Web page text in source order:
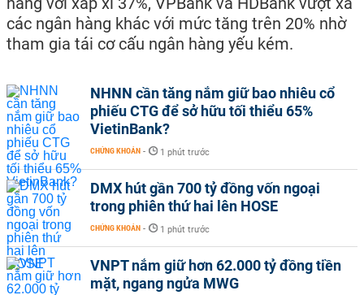
các ngân hàng khác với mức tăng trên 20% nhờ
tham gia tái cơ cấu ngân hàng yếu kém.
NHNN cần tăng nắm giữ bao nhiêu cổ
phiếu CTG để sở hữu tối thiểu 65%
VietinBank?
CHỨNG KHOÁN - 1 phút trước
DMX hút gần 700 tỷ đồng vốn ngoại
trong phiên thứ hai lên HOSE
CHỨNG KHOÁN - 1 phút trước
VNPT nắm giữ hơn 62.000 tỷ đồng tiền
mặt, ngang ngửa MWG